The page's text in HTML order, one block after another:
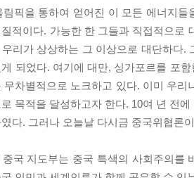
산당 이탈
불포기 통일정책
커의 세계안보위협
과 정치변화
한반도 통일
제화
림픽을 통하여 얻어진 이 모든 에너지
적이다. 가능한 한 그들과 직접적으로
리가 상상하는 그 이상으로 대단하다
되었다. 여기에 대만, 싱가포르를 포
무차별적으로 노크하고 있다. 이미 우
목적을 달성하고자 한다. 10여 년 전
다. 그러나 오늘날 다시금 중국위협론
중국 지도부는 중국 특색의 사회주의를